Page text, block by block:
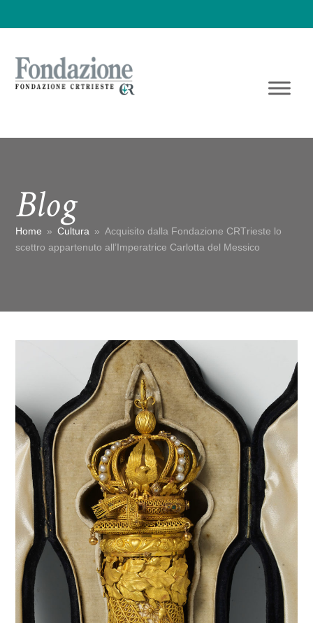
Blog
Home » Cultura » Acquisito dalla Fondazione CRTrieste lo
scettro appartenuto all’Imperatrice Carlotta del Messico